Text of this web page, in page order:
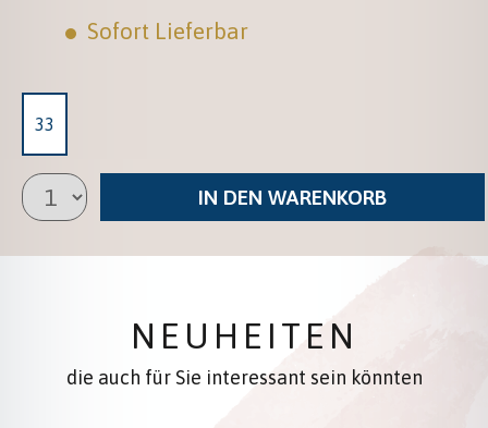
Sofort Lieferbar
33
IN DEN WARENKORB
NEUHEITEN
die auch für Sie interessant sein könnten